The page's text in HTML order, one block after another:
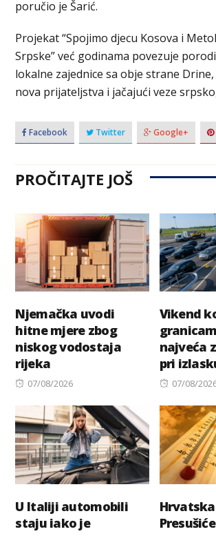
poručio je Šarić.
Projekat “Spojimo djecu Kosova i
Srpske” već godinama povezuje
lokalne zajednice sa obje strane
nova prijateljstva i jačajući veze
Facebook Twitter Google+
PROČITAJTE JOŠ
Njemačka uvodi
hitne mjere zbog
niskog vodostaja
rijeka
Posted
07/08/2026
Vikend
najveća
pri
Posted
07/08/
U Italiji automobili
staju iako je